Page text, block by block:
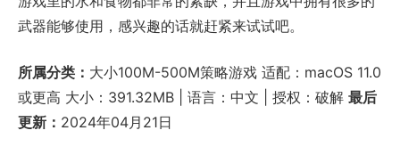
武器能够使用，感兴趣的话就赶紧来试试吧。
所属分类： 大小100M-500M策略游戏 适配：macOS 11.0
或更高 大小：391.32MB | 语言：中文 | 授权：破解 最后
更新： 2024年04月21日